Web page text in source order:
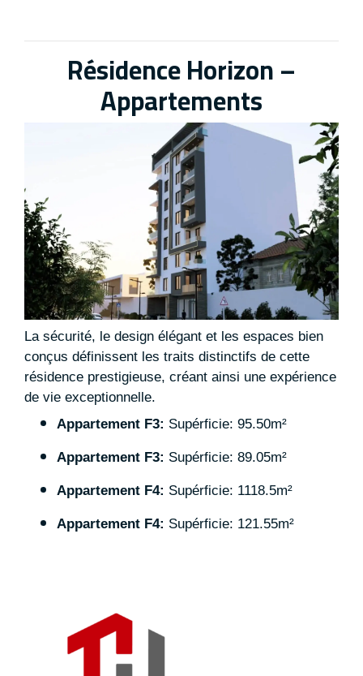
Résidence Horizon –
Appartements
La sécurité, le design élégant et les espaces bien
conçus définissent les traits distinctifs de cette
résidence prestigieuse, créant ainsi une expérience
de vie exceptionnelle.
Appartement F3: Supérficie: 95.50m²
Appartement F3: Supérficie: 89.05m²
Appartement F4: Supérficie: 1118.5m²
Appartement F4: Supérficie: 121.55m²